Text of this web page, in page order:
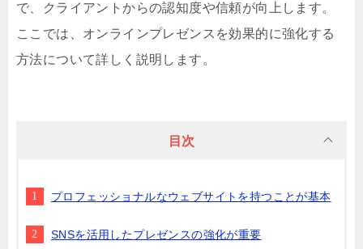
で、クライアントからの認知度や信頼が向上します。
ここでは、オンラインプレゼンスを効果的に強化する
方法について詳しく説明します。
目次
プロフェッショナルなウェブサイトを持つことが基本
SNSを活用したプレゼンスの強化が重要